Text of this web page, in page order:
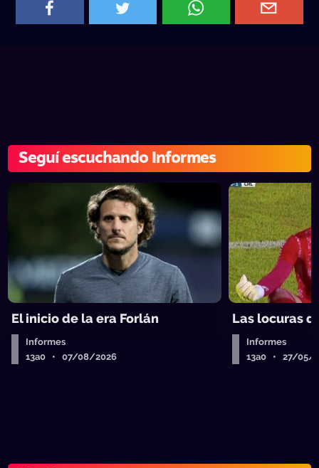
Seguí escuchando Informes
El inicio de la era Forlán
Informes
13a0 • 07/08/2026
Las locuras
Informes
13a0 • 27/05/